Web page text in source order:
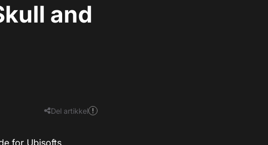
and
Del artikkel
for Ubisofts